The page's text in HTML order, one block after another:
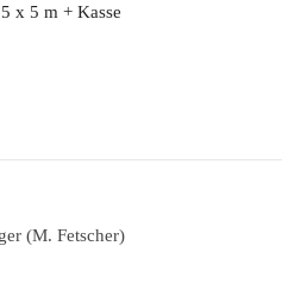
5 x 5 m + Kasse
(M. Fetscher)